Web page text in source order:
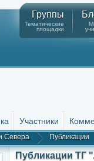
Группы
Тематические
площадки
Участники
Севера Публикации
Публикации ТГ